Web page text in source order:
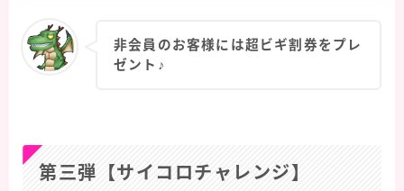
非会員のお客様には超ビギ割券をプレ
ゼント♪
第三弾【サイコロチャレンジ】